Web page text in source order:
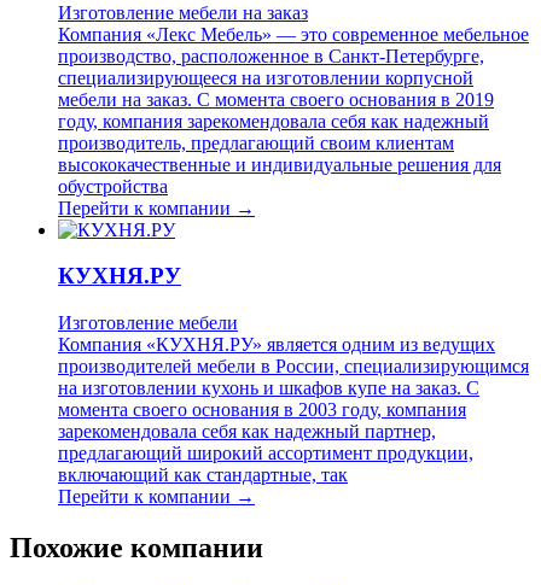
Изготовление мебели на заказ
Компания «Лекс Мебель» — это современное мебельное
производство, расположенное в Санкт-Петербурге,
специализирующееся на изготовлении корпусной
мебели на заказ. С момента своего основания в 2019
году, компания зарекомендовала себя как надежный
производитель, предлагающий своим клиентам
высококачественные и индивидуальные решения для
обустройства
Перейти к компании →
КУХНЯ.РУ
Изготовление мебели
Компания «КУХНЯ.РУ» является одним из ведущих
производителей мебели в России, специализирующимся
на изготовлении кухонь и шкафов купе на заказ. С
момента своего основания в 2003 году, компания
зарекомендовала себя как надежный партнер,
предлагающий широкий ассортимент продукции,
включающий как стандартные, так
Перейти к компании →
Похожие компании